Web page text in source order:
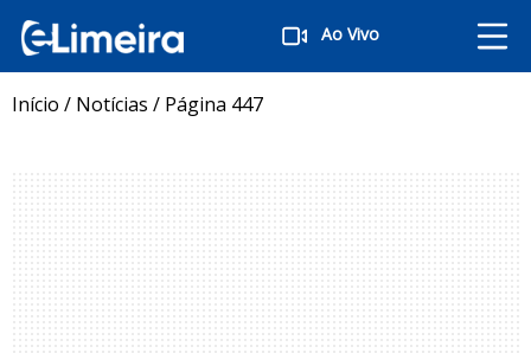
Ao Vivo
Início / Notícias / Página 447